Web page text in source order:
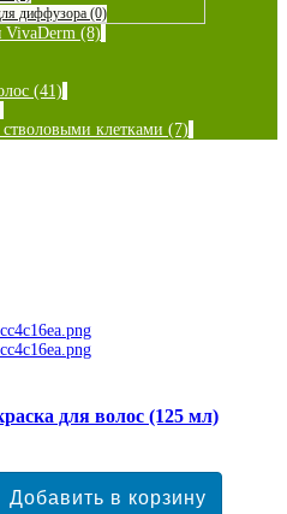
диффузора (0)
VivaDerm (8)
(41)
клетками (7)
для волос (125 мл)